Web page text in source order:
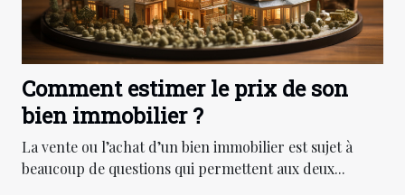
Comment estimer le prix de son
bien immobilier ?
La vente ou l’achat d’un bien immobilier est sujet à
beaucoup de questions qui permettent aux deux...